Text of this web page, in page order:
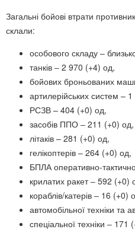
Загальні бойові втрати
склали:
особового складу ‒
танків ‒ 2 970 (+4) од,
бойових броньованих
артилерійських систем –
РСЗВ – 404 (+0) од,
засобів ППО ‒ 211 (+0) од,
літаків – 281 (+0) од,
гелікоптерів – 264 (+0) од,
БПЛА оперативно-
крилатих ракет ‒ 592 (+0)
кораблів/катерів ‒ 16 (+0)
автомобільної техніки та
спеціальної техніки ‒ 171